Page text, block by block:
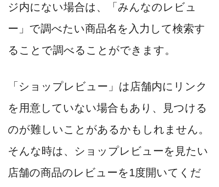
ジ内にない場合は、「みんなのレビュ
ー」で調べたい商品名を入力して検索す
ることで調べることができます。
「ショップレビュー」は店舗内にリンク
を用意していない場合もあり、見つける
のが難しいことがあるかもしれません。
そんな時は、ショップレビューを見たい
店舗の商品のレビューを1度開いてくだ